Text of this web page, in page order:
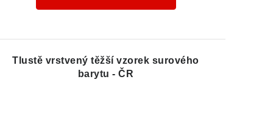
Tlustě vrstvený těžší vzorek surového
barytu - ČR